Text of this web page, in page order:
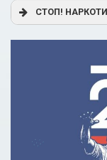
«О
СТОП!